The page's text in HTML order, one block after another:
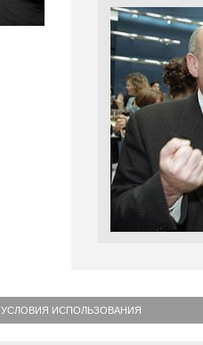
УСЛОВИЯ ИСПОЛЬЗОВАНИЯ